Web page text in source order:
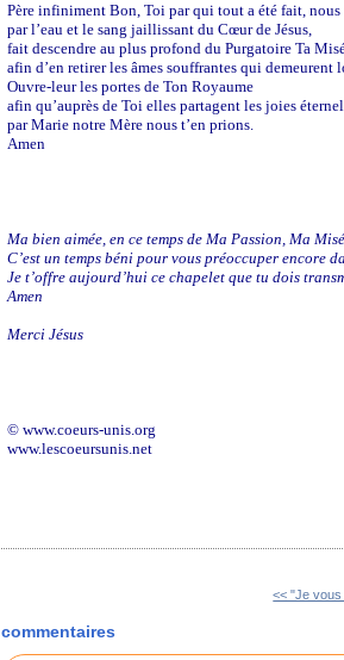
Père infiniment Bon, Toi par qui tout a été fait, nous
par l’eau et le sang jaillissant du Cœur de Jésus,
fait descendre au plus profond du Purgatoire Ta
afin d’en retirer les âmes souffrantes qui demeurent
Ouvre-leur les portes de Ton Royaume
afin qu’auprès de Toi elles partagent les joies
par Marie notre Mère nous t’en prions.
Amen
Ma bien aimée, en ce temps de Ma Passion, Ma
C’est un temps béni pour vous préoccuper encore
Je t’offre aujourd’hui ce chapelet que tu dois
Amen
Merci Jésus
© www.coeurs-unis.org
www.lescoeursunis.net
<< "Je vous
commentaires